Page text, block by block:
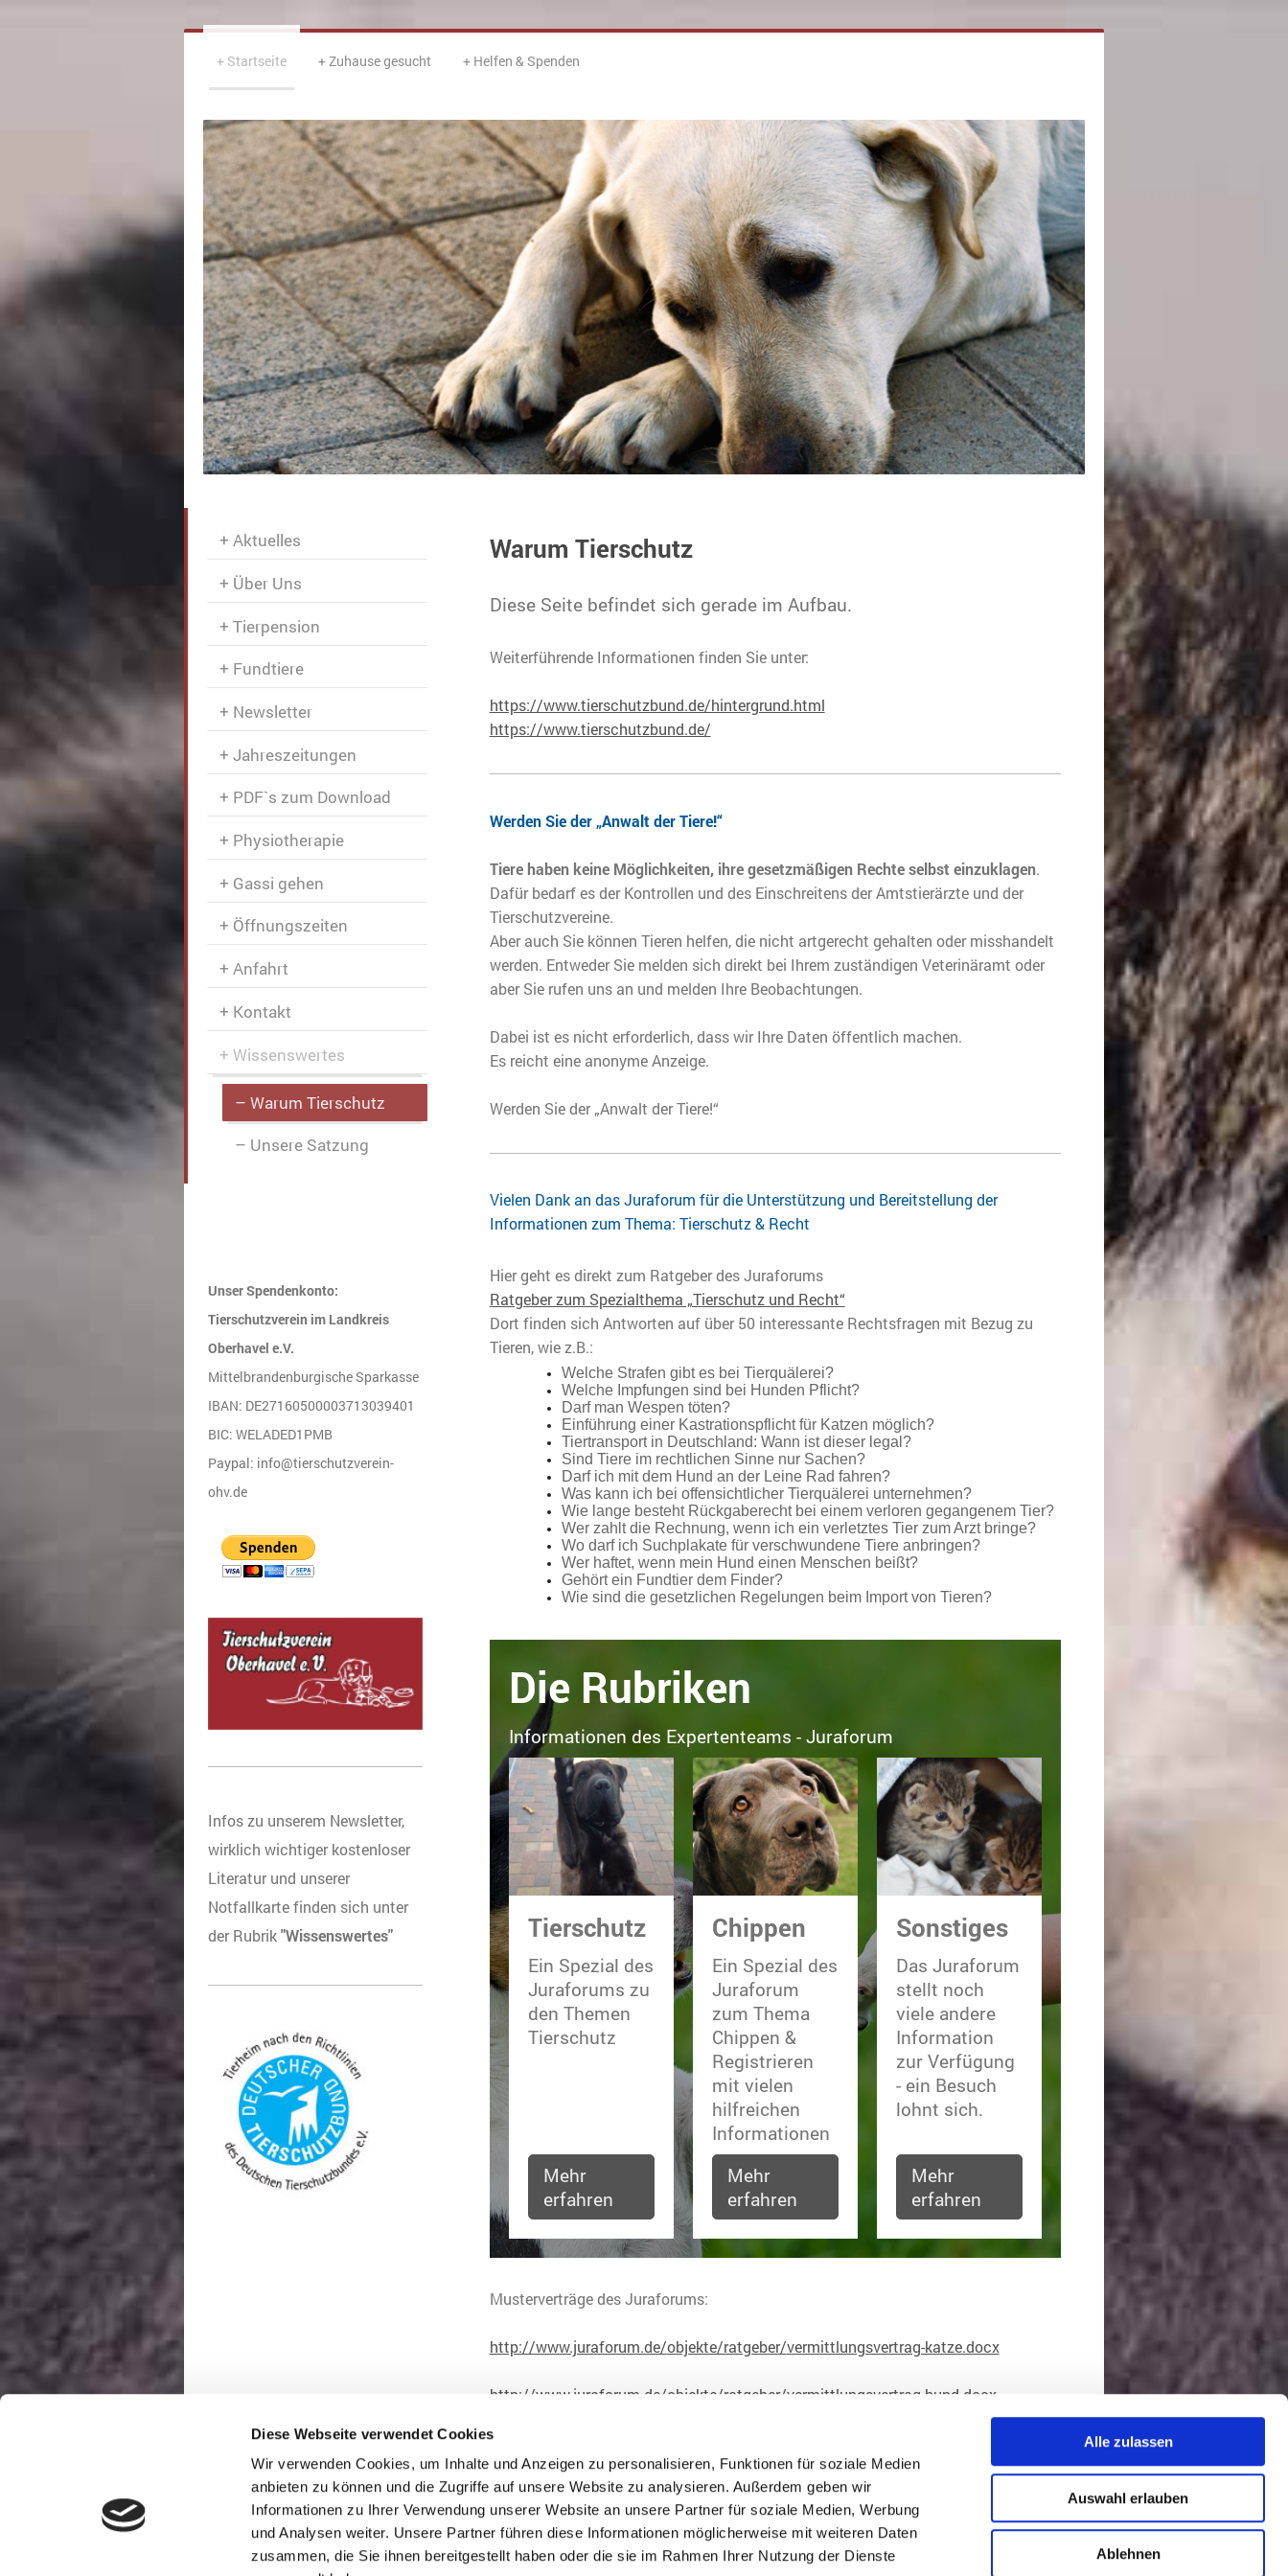
Diese Webseite verwendet Cookies
Wir verwenden Cookies, um Inhalte und Anzeigen zu personalisieren, Funktionen für soziale Medien
anbieten zu können und die Zugriffe auf unsere Website zu analysieren. Außerdem geben wir
Informationen zu Ihrer Verwendung unserer Website an unsere Partner für soziale Medien, Werbung
und Analysen weiter. Unsere Partner führen diese Informationen möglicherweise mit weiteren Daten
zusammen, die Sie ihnen bereitgestellt haben oder die sie im Rahmen Ihrer Nutzung der Dienste
Alle zulassen
Auswahl erlauben
Ablehnen
Startseite Zuhause gesucht Helfen & Spenden
Warum Tierschutz
Diese Seite befindet sich gerade im Aufbau.
Weiterführende Informationen finden Sie unter:
https://www.tierschutzbund.de/hintergrund.html
https://www.tierschutzbund.de/
Werden Sie der „Anwalt der Tiere!“
Tiere haben keine Möglichkeiten, ihre gesetzmäßigen Rechte selbst einzuklagen.
Dafür bedarf es der Kontrollen und des Einschreitens der Amtstierärzte und der
Tierschutzvereine.
Aber auch Sie können Tieren helfen, die nicht artgerecht gehalten oder misshandelt
werden. Entweder Sie melden sich direkt bei Ihrem zuständigen Veterinäramt oder
aber Sie rufen uns an und melden Ihre Beobachtungen.
Dabei ist es nicht erforderlich, dass wir Ihre Daten öffentlich machen.
Es reicht eine anonyme Anzeige.
Werden Sie der „Anwalt der Tiere!“
Vielen Dank an das Juraforum für die Unterstützung und Bereitstellung der
Informationen zum Thema: Tierschutz & Recht
Hier geht es direkt zum Ratgeber des Juraforums
Ratgeber zum Spezialthema „Tierschutz und Recht“
Dort finden sich Antworten auf über 50 interessante Rechtsfragen mit Bezug zu
Tieren, wie z.B.:
Welche Strafen gibt es bei Tierquälerei?
Welche Impfungen sind bei Hunden Pflicht?
Darf man Wespen töten?
Einführung einer Kastrationspflicht für Katzen möglich?
Tiertransport in Deutschland: Wann ist dieser legal?
Sind Tiere im rechtlichen Sinne nur Sachen?
Darf ich mit dem Hund an der Leine Rad fahren?
Was kann ich bei offensichtlicher Tierquälerei unternehmen?
Wie lange besteht Rückgaberecht bei einem verloren gegangenem Tier?
Wer zahlt die Rechnung, wenn ich ein verletztes Tier zum Arzt bringe?
Wo darf ich Suchplakate für verschwundene Tiere anbringen?
Wer haftet, wenn mein Hund einen Menschen beißt?
Gehört ein Fundtier dem Finder?
Wie sind die gesetzlichen Regelungen beim Import von Tieren?
Die Rubriken
Informationen des Expertenteams - Juraforum
Tierschutz
Ein Spezial des
Juraforums zu
den Themen
Tierschutz
Mehr
erfahren
Chippen
Ein Spezial des
Juraforum
zum Thema
Chippen &
Registrieren
mit vielen
hilfreichen
Informationen
Mehr
erfahren
Sonstiges
Das Juraforum
stellt noch
viele andere
Information
zur Verfügung
- ein Besuch
lohnt sich.
Mehr
erfahren
Musterverträge des Juraforums:
http://www.juraforum.de/objekte/ratgeber/vermittlungsvertrag-katze.docx
http://www.juraforum.de/objekte/ratgeber/vermittlungsvertrag-hund.docx
Aktuelles
Über Uns
Tierpension
Fundtiere
Newsletter
Jahreszeitungen
PDF`s zum Download
Physiotherapie
Gassi gehen
Öffnungszeiten
Anfahrt
Kontakt
Wissenswertes
Warum Tierschutz
Unsere Satzung
Unser Spendenkonto:
Tierschutzverein im Landkreis
Oberhavel e.V.
Mittelbrandenburgische Sparkasse
IBAN: DE27160500003713039401
BIC: WELADED1PMB
Paypal: info@tierschutzverein-
ohv.de
Infos zu unserem Newsletter,
wirklich wichtiger kostenloser
Literatur und unserer
Notfallkarte finden sich unter
der Rubrik"Wissenswertes"
Druckversion| Sitemap
Impressum Datenschutz
Login